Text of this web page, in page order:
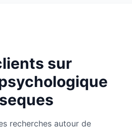
sur
recherches autour de